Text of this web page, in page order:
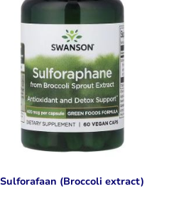
Sulforafaan (Broccoli extract)